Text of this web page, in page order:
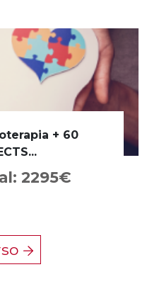
+ 60
2295€